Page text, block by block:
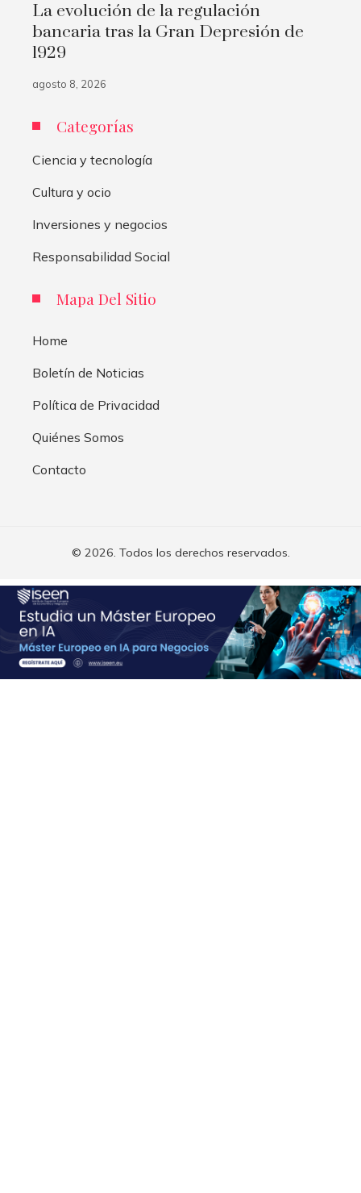
La evolución de la regulación
bancaria tras la Gran Depresión de
1929
agosto 8, 2026
Categorías
Ciencia y tecnología
Cultura y ocio
Inversiones y negocios
Responsabilidad Social
Mapa Del Sitio
Home
Boletín de Noticias
Política de Privacidad
Quiénes Somos
Contacto
© 2026. Todos los derechos reservados.